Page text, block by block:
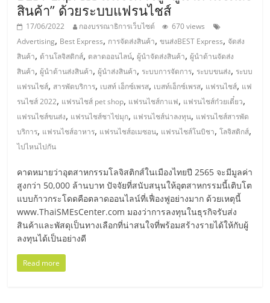
สินค้า” ด้วยระบบแฟรนไชส์
17/06/2022 กองบรรณาธิการเว็บไซต์
670 views
Advertising, Best Express, การจัดส่งสินค้า,ขนส่งBEST Express, จัดส่ง
สินค้า, ด้านโลจิสติกส์, ตลาดออนไลน์,ผู้นำจัดส่งสินค้า,ผู้นำด้านจัดส่ง
สินค้า,ผู้นำด้านส่งสินค้า,ผู้นำส่งสินค้า, ระบบการจัดการ, ระบบขนส่ง, ระบบ
แฟรนไชส์, สารพัดบริการ, เบสท์ เอ็กซ์เพรส, เบสท์เอ็กซ์เพรส, แฟรนไชส์, แฟ
รนไชส์ 2022, แฟรนไชส์ pet shop, แฟรนไชส์กาแฟ, แฟรนไชส์ก๋วยเตี๋ยว,
แฟรนไชส์ขนส่ง, แฟรนไชส์ชาไข่มุก, แฟรนไชส์น่าลงทุน, แฟรนไชส์สารพัด
บริการ, แฟรนไชส์อาหาร, แฟรนไชส์อเมซอน, แฟรนไชส์โนบิชา,โลจิสติกส์,
ไปไหนไปกัน
คาดหมายว่าอุตสาหกรรมโลจิสติกส์ในเมืองไทยปี 2565 จะมีมูลค่า
สูงกว่า 50,000 ล้านบาท ปัจจัยที่สนับสนุนให้อุตสาหกรรมนี้เติบโต
แบบก้าวกระโดดคือตลาดออนไลน์ที่เฟื่องฟูอย่างมาก ด้วยเหตุนี้
www.ThaiSMEsCenter.com มองว่าการลงทุนในธุรกิจรับส่ง
สินค้าและพัสดุเป็นทางเลือกที่น่าสนใจที่พร้อมสร้างรายได้ให้กับผู้
ลงทุนได้เป็นอย่างดี
Read more